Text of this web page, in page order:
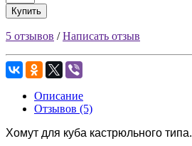
Купить
5 отзывов /Написать отзыв
Описание
Отзывов (5)
Хомут для куба кастрюльного типа.